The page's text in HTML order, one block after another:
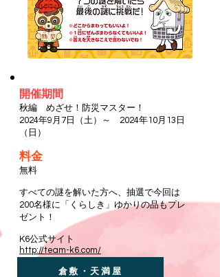
開催期間
秋編 めざせ！防災マスター！
2024年9月7日（土）～ 2024年10月13日
（日）
料金
無料
すべての謎を解いた方へ、 抽選で今回は
200名様に「くらしき」ゆかりの品もプレ
ゼント！
​K6公式サイト
http://team-k6.com/
倉敷・天満屋